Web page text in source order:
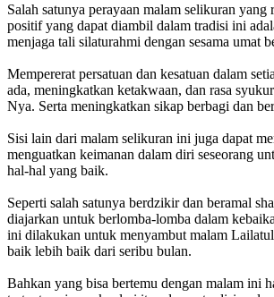
Salah satunya perayaan malam selikuran
positif yang dapat diambil dalam tradisi ini
menjaga tali silaturahmi dengan sesama umat
Mempererat persatuan dan kesatuan dalam
ada, meningkatkan ketakwaan, dan rasa
Nya. Serta meningkatkan sikap berbagi dan
Sisi lain dari malam selikuran ini juga dapat
menguatkan keimanan dalam diri seseorang
hal-hal yang baik.
Seperti salah satunya berdzikir dan beramal
diajarkan untuk berlomba-lomba dalam
ini dilakukan untuk menyambut malam
baik lebih baik dari seribu bulan.
Bahkan yang bisa bertemu dengan malam ini